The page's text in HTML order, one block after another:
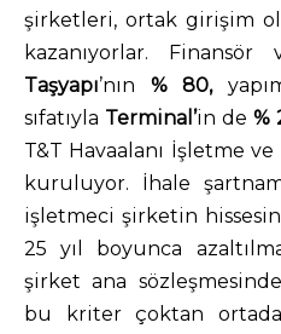
şirketleri, ortak girişim
kazanıyorlar.
Taşyapı’nın % 80,
sıfatıyla Terminal’in de %
T&T Havaalanı İşletme
kuruluyor. İhale
işletmeci şirketin
25 yıl boyunca
şirket ana
bu kriter çoktan